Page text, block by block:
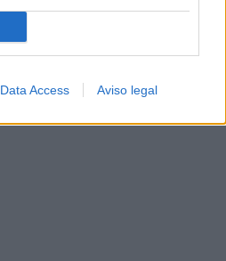
Data Access Aviso legal